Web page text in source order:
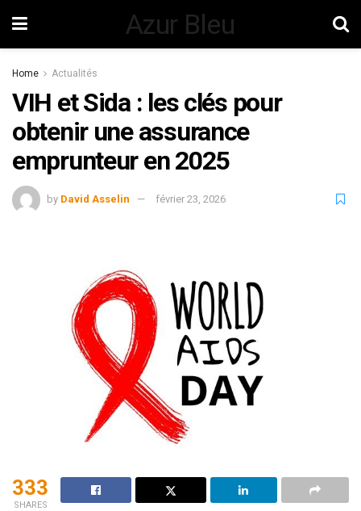
Azur Bleu
Home Actualités
VIH et Sida : les clés pour
obtenir une assurance
emprunteur en 2025
by David Asselin février 23, 2026
333
SHARES